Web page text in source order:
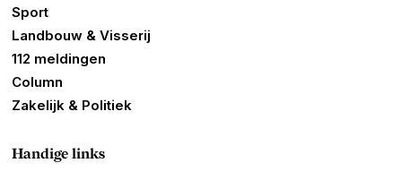
Sport
Landbouw & Visserij
112 meldingen
Column
Zakelijk & Politiek
Handige links